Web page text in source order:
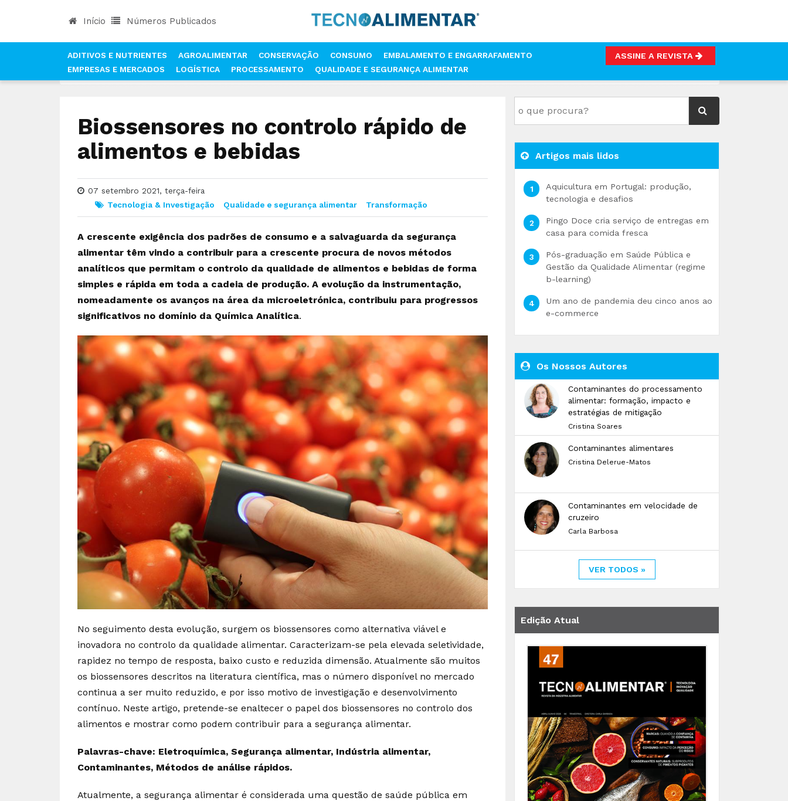
Início Números Publicados
ADITIVOS E NUTRIENTES AGROALIMENTAR CONSERVAÇÃO CONSUMO
EMBALAMENTO E ENGARRAFAMENTO
EMPRESAS E MERCADOS
LOGÍSTICA PROCESSAMENTO QUALIDADE E SEGURANÇA ALIMENTAR
ASSINE A REVISTA
BIOSSENSORES NO CONTROLO RÁPIDO DE ALIMENTOS E BEBIDAS
Biossensores no controlo rápido de
alimentos e bebidas
07 setembro 2021, terça-feira
Tecnologia & Investigação
Qualidade e segurança alimentar Transformação
A crescente exigência dos padrões de consumo e a salvaguarda da segurança
alimentar têm vindo a contribuir para a crescente procura de novos métodos
analíticos que permitam o controlo da qualidade de alimentos e bebidas de forma
simples e rápida em toda a cadeia de produção. A evolução da instrumentação,
nomeadamente os avanços na área da microeletrónica, contribuiu para progressos
significativos no domínio da Química Analítica.
No seguimento desta evolução, surgem os biossensores como alternativa viável e
inovadora no controlo da qualidade alimentar. Caracterizam-se pela elevada seletividade,
rapidez no tempo de resposta, baixo custo e reduzida dimensão. Atualmente são muitos
os biossensores descritos na literatura científica, mas o número disponível no mercado
continua a ser muito reduzido, e por isso motivo de investigação e desenvolvimento
contínuo. Neste artigo, pretende-se enaltecer o papel dos biossensores no controlo dos
alimentos e mostrar como podem contribuir para a segurança alimentar.
Palavras-chave: Eletroquímica, Segurança alimentar, Indústria alimentar,
Contaminantes, Métodos de análise rápidos.
Atualmente, a segurança alimentar é considerada uma questão de saúde pública em
Artigos mais lidos
Aquicultura em Portugal: produção,
tecnologia e desafios
Pingo Doce cria serviço de entregas em
casa para comida fresca
Pós-graduação em Saúde Pública e
Gestão da Qualidade Alimentar (regime
b-learning)
Um ano de pandemia deu cinco anos ao
e-commerce
Os Nossos Autores
Contaminantes do processamento
alimentar: formação, impacto e
estratégias de mitigação
Cristina Soares
Contaminantes alimentares
Cristina Delerue-Matos
Contaminantes em velocidade de
cruzeiro
Carla Barbosa
VER TODOS »
Edição Atual